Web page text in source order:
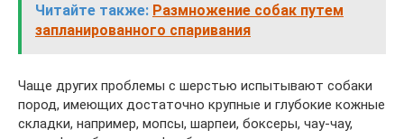
Читайте также: Размножение собак путем
запланированного спаривания
Чаще других проблемы с шерстью испытывают собаки
пород, имеющих достаточно крупные и глубокие кожные
складки, например, мопсы, шарпеи, боксеры, чау-чау,